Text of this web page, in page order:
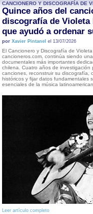
CANCIONERO Y DISCOGRAFÍA DE
Quince años del
discografía de Violeta
que ayudó a ordenar
por Xavier Pintanel el 13/07/2026
El Cancionero y Discografía de
cancioneros.com, continúa siendo
documentales más importantes
chilena. Cuatro años de investigación
canciones, reconstruir su discografía,
históricos y fijar datos fundamentales
esenciales de la música
Leer artículo completo